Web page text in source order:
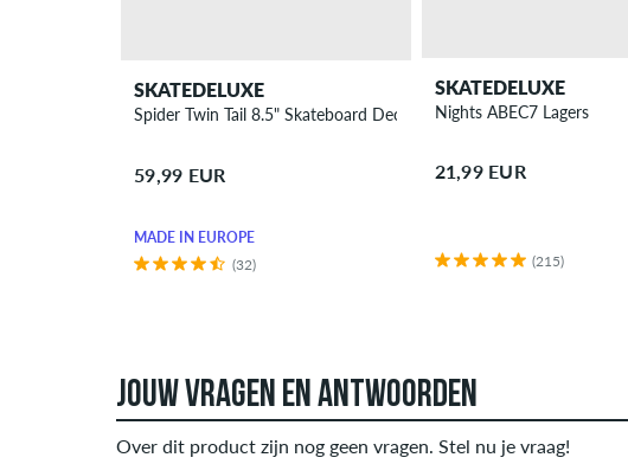
SKATEDELUXE
Spider Twin Tail 8.5" Skateboard Deck
59,99 EUR
MADE IN EUROPE
(32)
SKATEDELUXE
Nights ABEC7 Lagers
21,99 EUR
(215)
JOUW VRAGEN EN ANTWOORDEN
Over dit product zijn nog geen vragen. Stel nu je vraag!